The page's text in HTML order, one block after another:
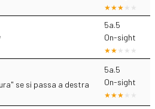
5a.5
On-sight
se si passa a destra
5a.5
On-sight